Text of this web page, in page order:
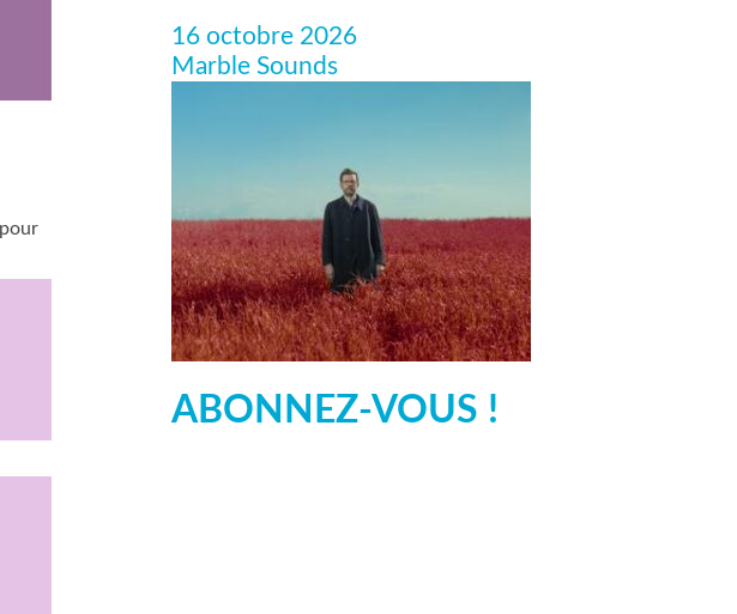
16 octobre 2026
Marble Sounds
ABONNEZ-VOUS !